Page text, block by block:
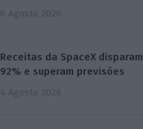
6 Agosto 2026
Receitas da SpaceX disparam
92% e superam previsões
4 Agosto 2026